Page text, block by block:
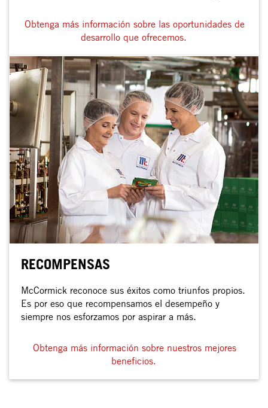
Obtenga más información sobre las oportunidades de
desarrollo que ofrecemos.
RECOMPENSAS
McCormick reconoce sus éxitos como triunfos propios.
Es por eso que recompensamos el desempeño y
siempre nos esforzamos por aspirar a más.
Obtenga más información sobre nuestros mejores
beneficios.